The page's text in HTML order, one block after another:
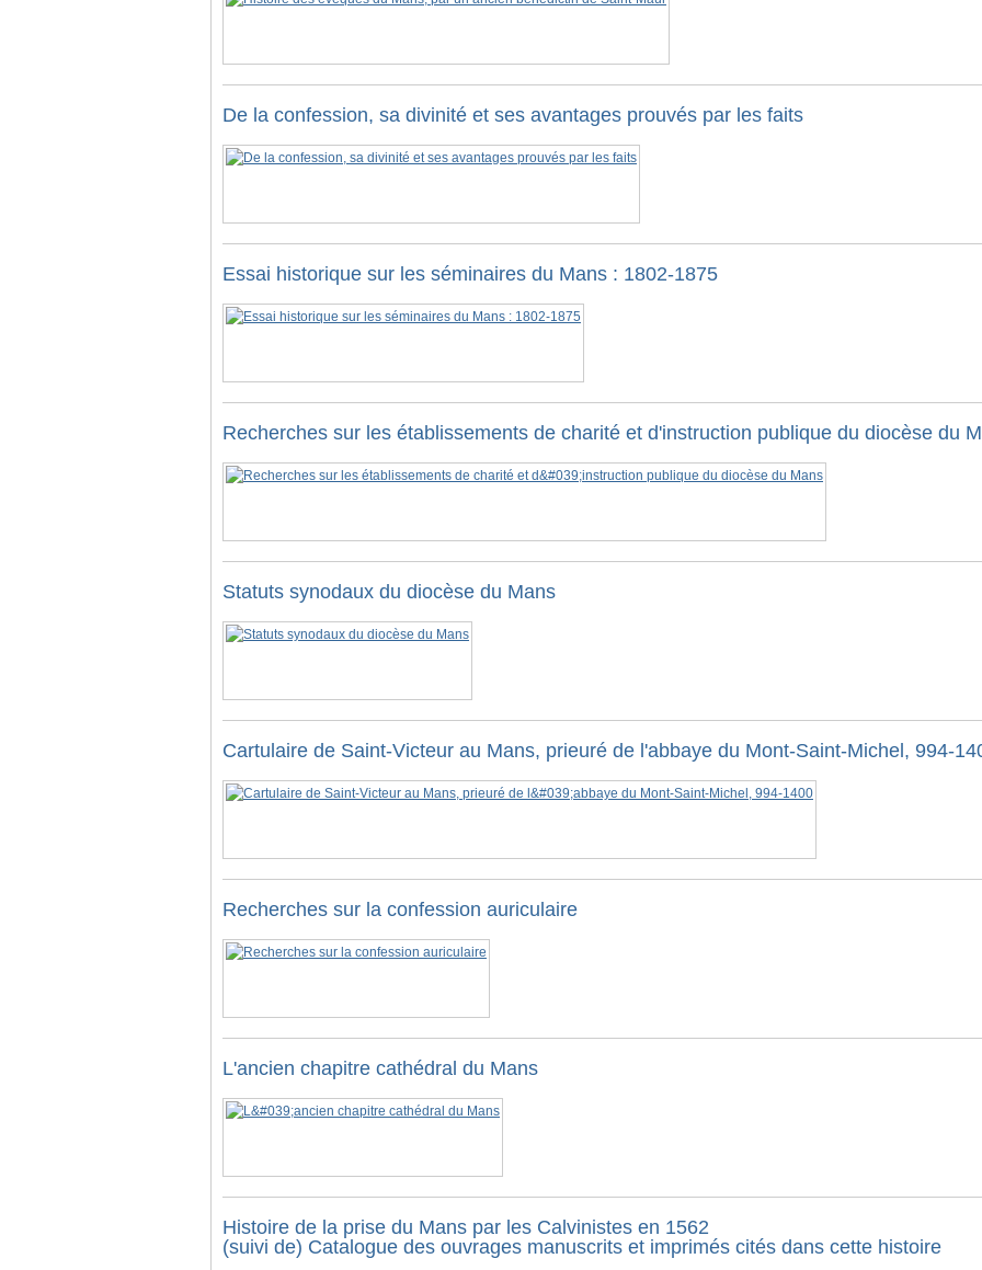
De la confession, sa divinité et ses avantages prouvés par les faits
Essai historique sur les séminaires du Mans : 1802-1875
Recherches sur les établissements de charité et d'instruction publique du diocèse du
Statuts synodaux du diocèse du Mans
Cartulaire de Saint-Victeur au Mans, prieuré de l'abbaye du Mont-Saint-Michel, 994-
Recherches sur la confession auriculaire
L'ancien chapitre cathédral du Mans
Histoire de la prise du Mans par les Calvinistes en 1562
(suivi de) Catalogue des ouvrages manuscrits et imprimés cités dans cette histoire